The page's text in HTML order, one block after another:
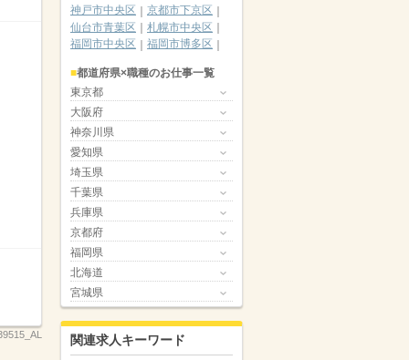
神戸市中央区
京都市下京区
仙台市青葉区
札幌市中央区
福岡市中央区
福岡市博多区
都道府県×職種のお仕事一覧
東京都
大阪府
神奈川県
愛知県
埼玉県
千葉県
兵庫県
京都府
福岡県
北海道
宮城県
関連求人キーワード